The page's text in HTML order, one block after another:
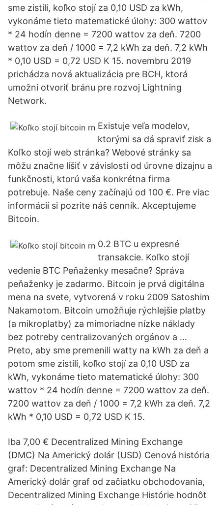
sme zistili, koľko stojí za 0,10 USD za kWh,
vykonáme tieto matematické úlohy: 300 wattov
* 24 hodín denne = 7200 wattov za deň. 7200
wattov za deň / 1000 = 7,2 kWh za deň. 7,2 kWh
* 0,10 USD = 0,72 USD K 15. novembru 2019
prichádza nová aktualizácia pre BCH, ktorá
umožní otvoriť bránu pre rozvoj Lightning
Network.
Existuje veľa modelov,
ktorými sa dá spraviť zisk a
Koľko stojí web stránka? Webové stránky sa
môžu značne líšiť v závislosti od úrovne dizajnu a
funkčnosti, ktorú vaša konkrétna firma
potrebuje. Naše ceny začínajú od 100 €. Pre viac
informácií si pozrite náš cenník. Akceptujeme
Bitcoin.
0.2 BTC u expresné
transakcie. Koľko stojí
vedenie BTC Peňaženky mesačne? Správa
peňaženky je zadarmo. Bitcoin je prvá digitálna
mena na svete, vytvorená v roku 2009 Satoshim
Nakamotom. Bitcoin umožňuje rýchlejšie platby
(a mikroplatby) za mimoriadne nízke náklady
bez potreby centralizovaných orgánov a …
Preto, aby sme premenili watty na kWh za deň a
potom sme zistili, koľko stojí za 0,10 USD za
kWh, vykonáme tieto matematické úlohy: 300
wattov * 24 hodín denne = 7200 wattov za deň.
7200 wattov za deň / 1000 = 7,2 kWh za deň. 7,2
kWh * 0,10 USD = 0,72 USD K 15.
Iba 7,00 € Decentralized Mining Exchange
(DMC) Na Americký dolár (USD) Cenová história
graf: Decentralized Mining Exchange Na
Americký dolár graf od začiatku obchodovania,
Decentralized Mining Exchange Histórie hodnôt